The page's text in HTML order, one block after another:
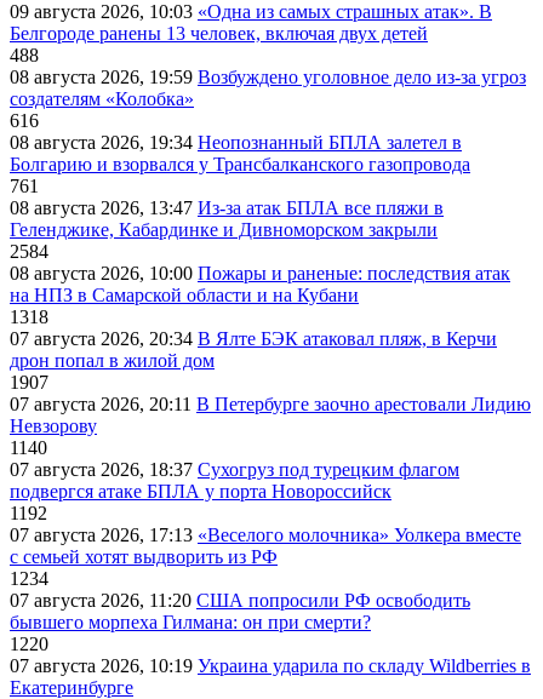
09 августа 2026, 10:03 «Одна из самых страшных атак». В
Белгороде ранены 13 человек, включая двух детей
488
08 августа 2026, 19:59 Возбуждено уголовное дело из-за угроз
создателям «Колобка»
616
08 августа 2026, 19:34 Неопознанный БПЛА залетел в
Болгарию и взорвался у Трансбалканского газопровода
761
08 августа 2026, 13:47 Из-за атак БПЛА все пляжи в
Геленджике, Кабардинке и Дивноморском закрыли
2584
08 августа 2026, 10:00 Пожары и раненые: последствия атак
на НПЗ в Самарской области и на Кубани
1318
07 августа 2026, 20:34 В Ялте БЭК атаковал пляж, в Керчи
дрон попал в жилой дом
1907
07 августа 2026, 20:11 В Петербурге заочно арестовали Лидию
Невзорову
1140
07 августа 2026, 18:37 Сухогруз под турецким флагом
подвергся атаке БПЛА у порта Новороссийск
1192
07 августа 2026, 17:13 «Веселого молочника» Уолкера вместе
с семьей хотят выдворить из РФ
1234
07 августа 2026, 11:20 США попросили РФ освободить
бывшего морпеха Гилмана: он при смерти?
1220
07 августа 2026, 10:19 Украина ударила по складу Wildberries в
Екатеринбурге